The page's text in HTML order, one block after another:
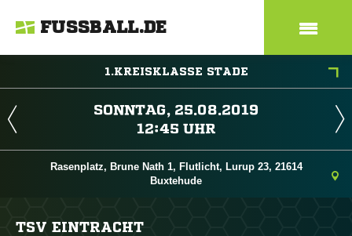
FUSSBALL.DE
1.KREISKLASSE STADE
 
 
Rasenplatz, Brune Nath 1, Flutlicht, Lurup 23, 21614
Buxtehude
TSV EINTRACHT